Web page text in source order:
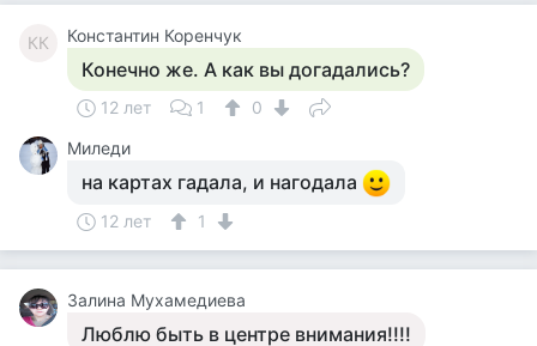
КК Константин Коренчук
Конечно же. А как вы догадались?
12 лет 1
0
Миледи
на картах гадала, и нагодала
12 лет 1
Залина Мухамедиева
Люблю быть в центре внимания!!!!